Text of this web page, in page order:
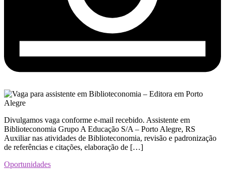
Divulgamos vaga conforme e-mail recebido. Assistente em
Biblioteconomia Grupo A Educação S/A – Porto Alegre, RS
Auxiliar nas atividades de Biblioteconomia, revisão e padronização
de referências e citações, elaboração de […]
Oportunidades